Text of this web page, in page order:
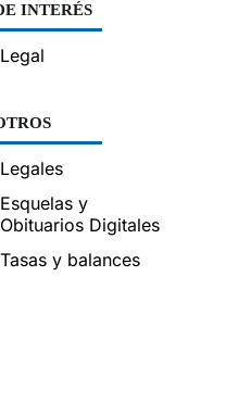
INTERÉS
Legal
Legales
Esquelas y
Obituarios Digitales
Tasas y balances